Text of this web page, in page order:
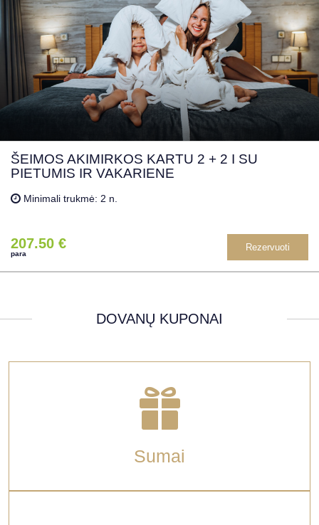
ŠEIMOS AKIMIRKOS KARTU 2 + 2 I SU
PIETUMIS IR VAKARIENE
Minimali trukmė: 2 n.
207.50 €
para
Rezervuoti
DOVANŲ KUPONAI
Sumai